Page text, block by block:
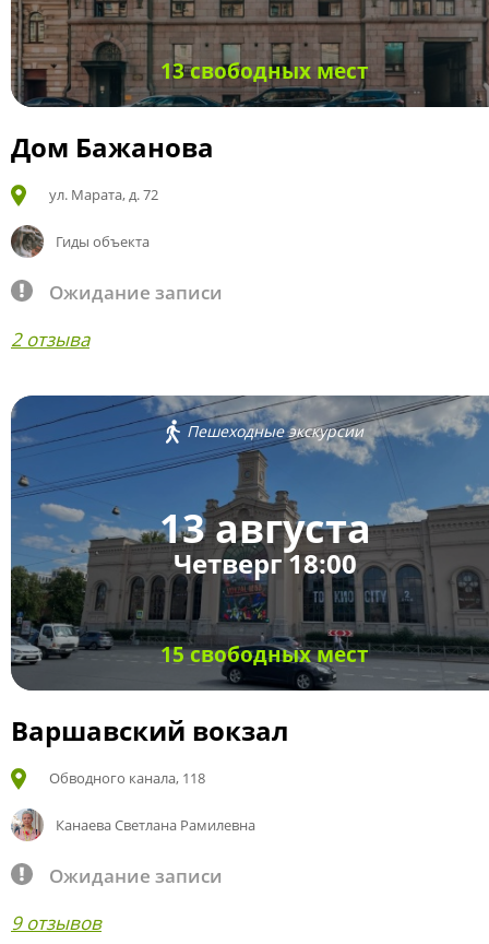
13 свободных мест
Дом Бажанова
ул. Марата, д. 72
Гиды объекта
Ожидание записи
2 отзыва
Пешеходные экскурсии
13 августа
Четверг 18:00
15 свободных мест
Варшавский вокзал
Обводного канала, 118
Канаева Светлана Рамилевна
Ожидание записи
9 отзывов